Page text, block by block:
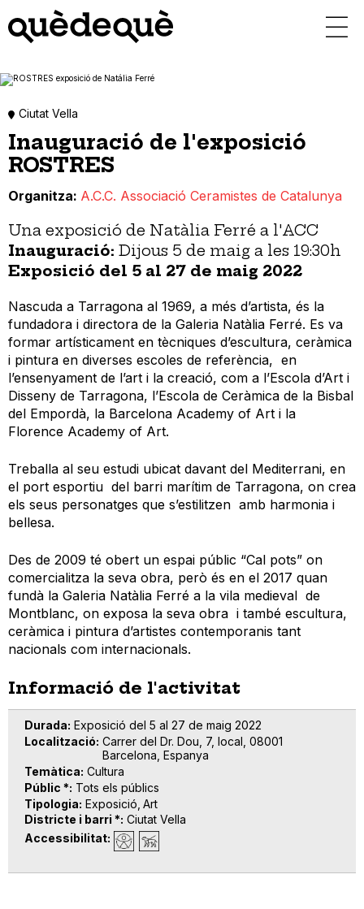
contingut
Ciutat Vella
Inauguració de l'exposició
ROSTRES
Organitza A.C.C. Associació Ceramistes de Catalunya
Una exposició de Natàlia Ferré a l'ACC
Inauguració: Dijous 5 de maig a les 19:30h
Exposició del 5 al 27 de maig 2022
Nascuda a Tarragona al 1969, a més d’artista, és la
fundadora i directora de la Galeria Natàlia Ferré. Es va
formar artísticament en tècniques d’escultura, ceràmica
i pintura en diverses escoles de referència, en
l’ensenyament de l’art i la creació, com a l’Escola d’Art i
Disseny de Tarragona, l’Escola de Ceràmica de la Bisbal
del Empordà, la Barcelona Academy of Art i la
Florence Academy of Art.
Treballa al seu estudi ubicat davant del Mediterrani, en
el port esportiu del barri marítim de Tarragona, on crea
els seus personatges que s’estilitzen amb harmonia i
bellesa.
Des de 2009 té obert un espai públic “Cal pots” on
comercialitza la seva obra, però és en el 2017 quan
fundà la Galeria Natàlia Ferré a la vila medieval de
Montblanc, on exposa la seva obra i també escultura,
ceràmica i pintura d’artistes contemporanis tant
nacionals com internacionals.
Informació de l'activitat
Durada Exposició del 5 al 27 de maig 2022
Localització Carrer del Dr. Dou, 7, local, 08001
Barcelona, Espanya
Temàtica Cultura
Públic * Tots els públics
Tipologia Exposició Art
Districte i barri * Ciutat Vella
Accessibilitat